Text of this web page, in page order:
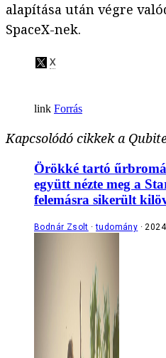
alapítása után végre
SpaceX-nek.
Forrás
Kapcsolódó cikkek a
Örökké tartó
együtt nézte meg a
felemásra sikerült
Bodnár Zsolt tudomány